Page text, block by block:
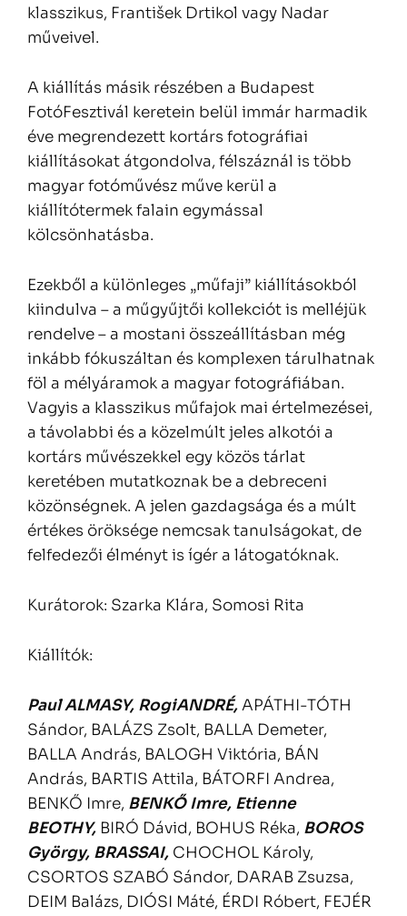
klasszikus, František Drtikol vagy Nadar
műveivel.
A kiállítás másik részében a Budapest
FotóFesztivál keretein belül immár harmadik
éve megrendezett kortárs fotográfiai
kiállításokat átgondolva, félszáznál is több
magyar fotóművész műve kerül a
kiállítótermek falain egymással
kölcsönhatásba.
Ezekből a különleges „műfaji” kiállításokból
kiindulva – a műgyűjtői kollekciót is melléjük
rendelve – a mostani összeállításban még
inkább fókuszáltan és komplexen tárulhatnak
föl a mélyáramok a magyar fotográfiában.
Vagyis a klasszikus műfajok mai értelmezései,
a távolabbi és a közelmúlt jeles alkotói a
kortárs művészekkel egy közös tárlat
keretében mutatkoznak be a debreceni
közönségnek. A jelen gazdagsága és a múlt
értékes öröksége nemcsak tanulságokat, de
felfedezői élményt is ígér a látogatóknak.
Kurátorok: Szarka Klára, Somosi Rita
Kiállítók:
Paul ALMASY, RogiANDRÉ,APÁTHI-TÓTH
Sándor, BALÁZS Zsolt, BALLA Demeter,
BALLA András, BALOGH Viktória, BÁN
András, BARTIS Attila, BÁTORFI Andrea,
BENKŐ Imre, BENKŐ Imre, Etienne
BEOTHY, BIRÓ Dávid, BOHUS Réka, BOROS
György, BRASSAI, CHOCHOL Károly,
CSORTOS SZABÓ Sándor, DARAB Zsuzsa,
DEIM Balázs, DIÓSI Máté, ÉRDI Róbert, FEJÉR